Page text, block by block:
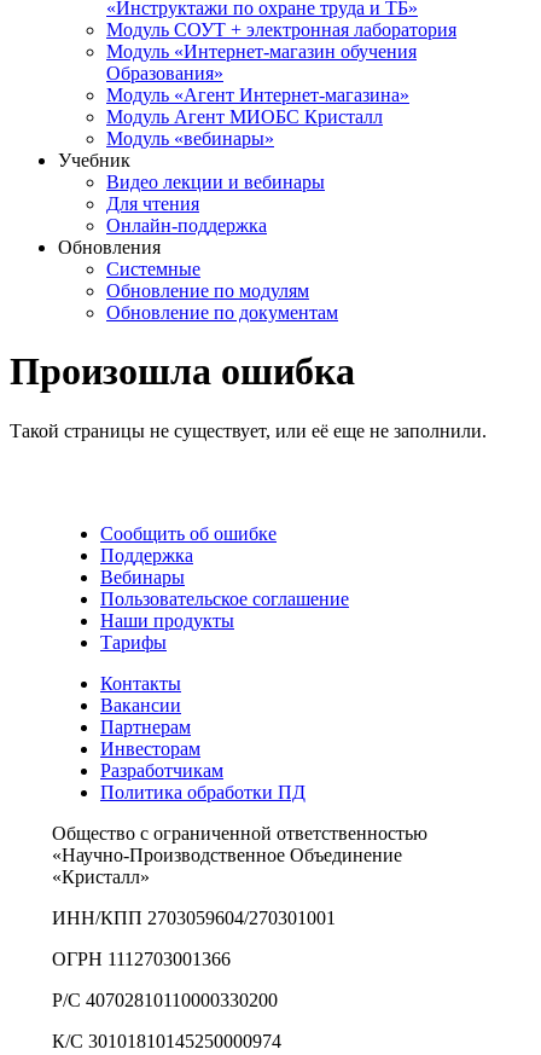
«Инструктажи по охране труда и ТБ»
Модуль СОУТ + электронная лаборатория
Модуль «Интернет-магазин обучения
Образования»
Модуль «Агент Интернет-магазина»
Модуль Агент МИОБС Кристалл
Модуль «вебинары»
Учебник
Видео лекции и вебинары
Для чтения
Онлайн-поддержка
Обновления
Системные
Обновление по модулям
Обновление по документам
Произошла ошибка
Такой страницы не существует, или её еще не заполнили.
Сообщить об ошибке
Поддержка
Вебинары
Пользовательское соглашение
Наши продукты
Тарифы
Контакты
Вакансии
Партнерам
Инвесторам
Разработчикам
Политика обработки ПД
Общество с ограниченной ответственностью
«Научно-Производственное Объединение
«Кристалл»
ИНН/КПП 2703059604/270301001
ОГРН 1112703001366
Р/С 40702810110000330200
К/С 30101810145250000974